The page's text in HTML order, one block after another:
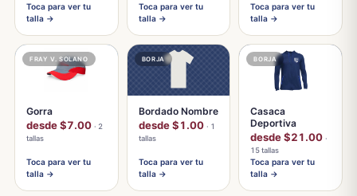
Toca para ver tu
talla →
Toca para ver tu
talla →
Toca para ver tu
talla →
FRAY V. SOLANO
Gorra
desde $7.00 · 2
tallas
Toca para ver tu
talla →
BORJA
Bordado Nombre
desde $1.00 · 1
tallas
Toca para ver tu
talla →
BORJA
Casaca
Deportiva
desde $21.00 ·
15 tallas
Toca para ver tu
talla →